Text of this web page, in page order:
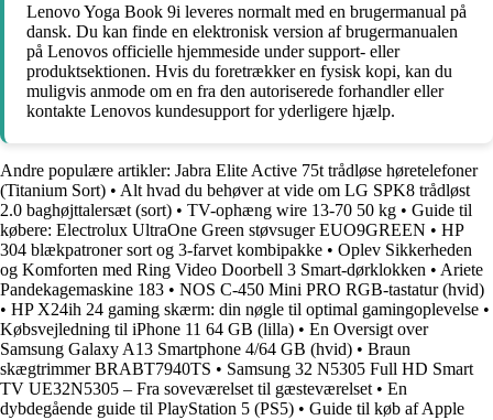
Lenovo Yoga Book 9i leveres normalt med en brugermanual på
dansk. Du kan finde en elektronisk version af brugermanualen
på Lenovos officielle hjemmeside under support- eller
produktsektionen. Hvis du foretrækker en fysisk kopi, kan du
muligvis anmode om en fra den autoriserede forhandler eller
kontakte Lenovos kundesupport for yderligere hjælp.
Andre populære artikler: Jabra Elite Active 75t trådløse høretelefoner
(Titanium Sort) • Alt hvad du behøver at vide om LG SPK8 trådløst
2.0 baghøjttalersæt (sort) • TV-ophæng wire 13-70 50 kg • Guide til
købere: Electrolux UltraOne Green støvsuger EUO9GREEN • HP
304 blækpatroner sort og 3-farvet kombipakke • Oplev Sikkerheden
og Komforten med Ring Video Doorbell 3 Smart-dørklokken • Ariete
Pandekagemaskine 183 • NOS C-450 Mini PRO RGB-tastatur (hvid)
• HP X24ih 24 gaming skærm: din nøgle til optimal gamingoplevelse •
Købsvejledning til iPhone 11 64 GB (lilla) • En Oversigt over
Samsung Galaxy A13 Smartphone 4/64 GB (hvid) • Braun
skægtrimmer BRABT7940TS • Samsung 32 N5305 Full HD Smart
TV UE32N5305 – Fra soveværelset til gæsteværelset • En
dybdegående guide til PlayStation 5 (PS5) • Guide til køb af Apple